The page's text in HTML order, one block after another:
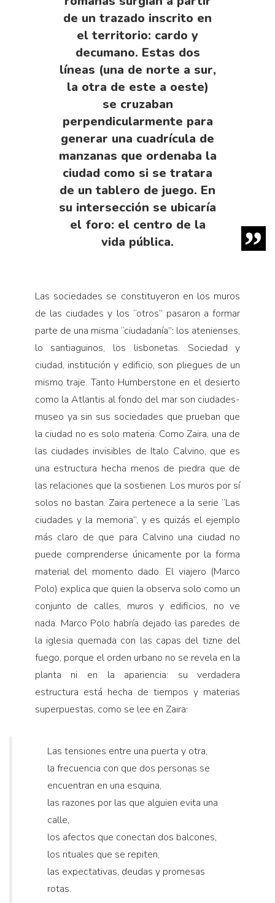
de un trazado inscrito en
el territorio: cardo y
decumano. Estas dos
líneas (una de norte a sur,
la otra de este a oeste)
se cruzaban
perpendicularmente para
generar una cuadrícula de
manzanas que ordenaba la
ciudad como si se tratara
de un tablero de juego. En
su intersección se ubicaría
el foro: el centro de la
vida pública.
Las sociedades se constituyeron en los muros
de las ciudades y los “otros” pasaron a formar
parte de una misma “ciudadanía”: los atenienses,
lo santiaguinos, los lisbonetas. Sociedad y
ciudad, institución y edificio, son pliegues de un
mismo traje. Tanto Humberstone en el desierto
como la Atlantis al fondo del mar son ciudades-
museo ya sin sus sociedades que prueban que
la ciudad no es solo materia. Como Zaira, una de
las ciudades invisibles de Italo Calvino, que es
una estructura hecha menos de piedra que de
las relaciones que la sostienen. Los muros por sí
solos no bastan. Zaira pertenece a la serie “Las
ciudades y la memoria”, y es quizás el ejemplo
más claro de que para Calvino una ciudad no
puede comprenderse únicamente por la forma
material del momento dado. El viajero (Marco
Polo) explica que quien la observa solo como un
conjunto de calles, muros y edificios, no ve
nada. Marco Polo habría dejado las paredes de
la iglesia quemada con las capas del tizne del
fuego, porque el orden urbano no se revela en la
planta ni en la apariencia: su verdadera
estructura está hecha de tiempos y materias
superpuestas, como se lee en Zaira:
Las tensiones entre una puerta y otra,
la frecuencia con que dos personas se
encuentran en una esquina,
las razones por las que alguien evita una
calle,
los afectos que conectan dos balcones,
los rituales que se repiten,
las expectativas, deudas y promesas
rotas.